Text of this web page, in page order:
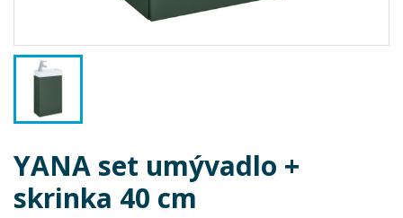
YANA set umývadlo +
skrinka 40 cm